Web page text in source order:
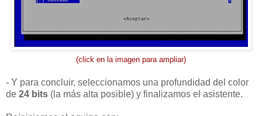
(click en la imagen para ampliar)
- Y para concluir, seleccionamos una profundidad del color
de 24 bits (la más alta posible) y finalizamos el asistente.